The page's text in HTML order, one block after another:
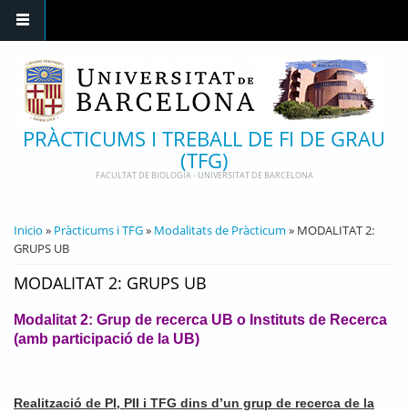
PRÀCTICUMS I TREBALL DE FI DE GRAU
(TFG)
FACULTAT DE BIOLOGIA - UNIVERSITAT DE BARCELONA
USTED ESTÁ AQUÍ
Inicio » Pràcticums i TFG» Modalitats de Pràcticum » MODALITAT 2:
GRUPS UB
MODALITAT 2: GRUPS UB
Modalitat 2: Grup de recerca UB o Instituts de Recerca
(amb participació de la UB)
Realització de PI, PII i TFG dins d’un grup de recerca de la